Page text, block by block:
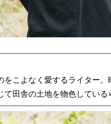
をこよなく愛するライター
田舎の土地を物色している